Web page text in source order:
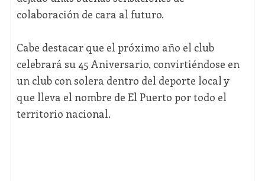
colaboración de cara al futuro.
Cabe destacar que el próximo año el club
celebrará su 45 Aniversario, convirtiéndose en
un club con solera dentro del deporte local y
que lleva el nombre de El Puerto por todo el
territorio nacional.